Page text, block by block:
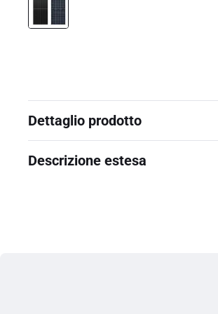
Dettaglio prodotto
Descrizione estesa